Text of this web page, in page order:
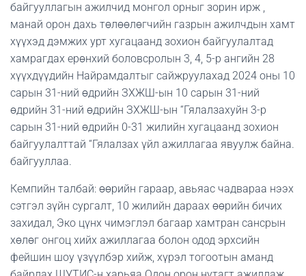
байгууллагын ажилчид монгол орныг зорин ирж ,
манай орон дахь төлөөлөгчийн газрын ажилчдын хамт
хүүхэд дэмжих урт хугацаанд зохион байгуулалтад
хамрагдах ерөнхий боловсролын 3, 4, 5-р ангийн 28
хүүхдүүдийн Найрамдалтыг сайжруулахад 2024 оны 10
сарын 31-ний өдрийн ЗХЖШ-ын 10 сарын 31-ний
өдрийн 31-ний өдрийн ЗХЖШ-ын “Гялалзахуйн 3-р
сарын 31-ний өдрийн 0-31 жилийн хугацаанд зохион
байгуулалттай “Гялалзах үйл ажиллагаа явуулж байна.
байгууллаа.
Кемпийн талбай: өөрийн гараар, авьяас чадвараа нээх
сэтгэл зүйн сургалт, 10 жилийн дараах өөрийн бичих
захидал, Эко цүнх чимэглэл багаар хамтран сансрын
хөлөг онгоц хийх ажиллагаа болон одод эрхсийн
фейшин шоу үзүүлбэр хийж, хүрэл тогоотын аманд